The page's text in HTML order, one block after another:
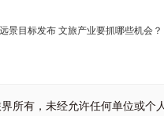
景目标发布 文旅产业要抓哪些机会？
所有，未经允许任何单位或